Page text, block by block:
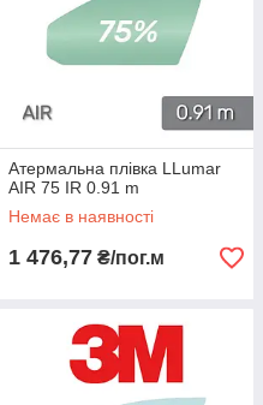
Атермальна плівка LLumar
AIR 75 IR 0.91 m
Немає в наявності
1 476,77 ₴/пог.м